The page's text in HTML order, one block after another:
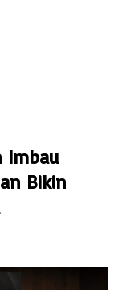
Imbau
Bikin